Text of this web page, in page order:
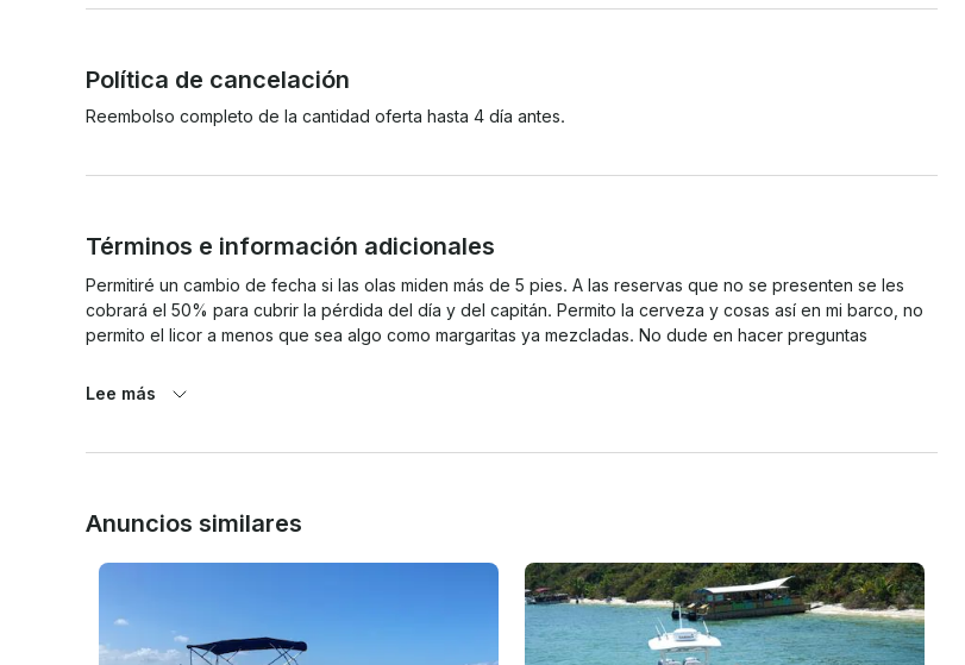
Política de cancelación
Reembolso completo de la cantidad oferta hasta 4 día antes.
Términos e información adicionales
Permitiré un cambio de fecha si las olas miden más de 5 pies. A las reservas que no se presenten se les
cobrará el 50% para cubrir la pérdida del día y del capitán. Permito la cerveza y cosas así en mi barco, no
permito el licor a menos que sea algo como margaritas ya mezcladas. No dude en hacer preguntas
Lee más
Anuncios similares